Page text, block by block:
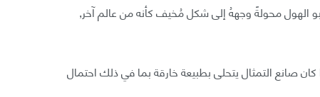
الهول محولةً وجههُ إلى شكل مُخيف كأنه من عالم آخر,
كان صانع التمثال يتحلى بطبيعة خارقة بما في ذلك احتمال